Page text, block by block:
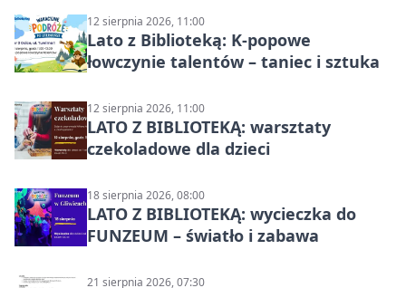
12 sierpnia 2026, 11:00
Lato z Biblioteką: K-popowe
łowczynie talentów – taniec i sztuka
12 sierpnia 2026, 11:00
LATO Z BIBLIOTEKĄ: warsztaty
czekoladowe dla dzieci
18 sierpnia 2026, 08:00
LATO Z BIBLIOTEKĄ: wycieczka do
FUNZEUM – światło i zabawa
21 sierpnia 2026, 07:30